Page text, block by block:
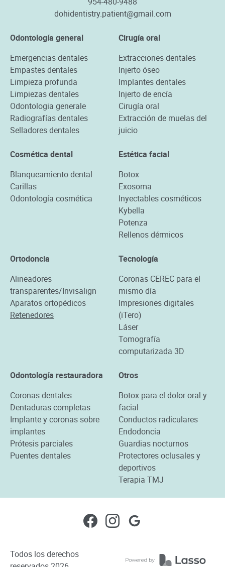
dohidentistry.patient@gmail.com
Odontología general
Emergencias dentales
Empastes dentales
Limpieza profunda
Limpiezas dentales
Odontologia generale
Radiografías dentales
Selladores dentales
Cirugía oral
Extracciones dentales
Injerto óseo
Implantes dentales
Injerto de encía
Cirugía oral
Extracción de muelas del
juicio
Cosmética dental
Blanqueamiento dental
Carillas
Odontología cosmética
Estética facial
Botox
Exosoma
Inyectables cosméticos
Kybella
Potenza
Rellenos dérmicos
Ortodoncia
Alineadores
transparentes/Invisalign
Aparatos ortopédicos
Retenedores
Tecnología
Coronas CEREC para el
mismo día
Impresiones digitales
(iTero)
Láser
Tomografía
computarizada 3D
Odontología restauradora
Coronas dentales
Dentaduras completas
Implante y coronas sobre
implantes
Prótesis parciales
Puentes dentales
Otros
Botox para el dolor oral y
facial
Conductos radiculares
Endodoncia
Guardias nocturnos
Protectores oclusales y
deportivos
Terapia TMJ
Todos los derechos